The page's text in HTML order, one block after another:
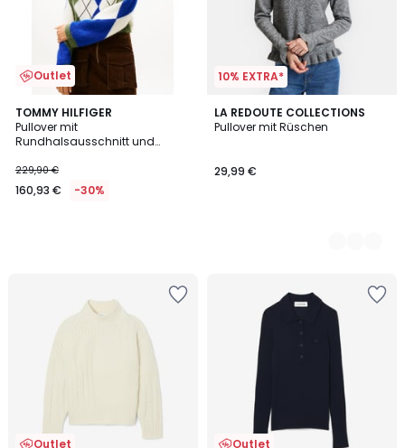
Outlet
TOMMY HILFIGER
Pullover mit
Rundhalsausschnitt und
229,90 €
160,93 € -30%
10% EXTRA*
LA REDOUTE COLLECTIONS
Pullover mit Rüschen
29,99 €
2
Farben
Outlet Outlet